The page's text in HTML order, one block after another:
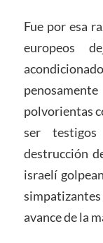
Fue por esa
europeos
polvorientas
ser
destrucción
israelí
avance de la